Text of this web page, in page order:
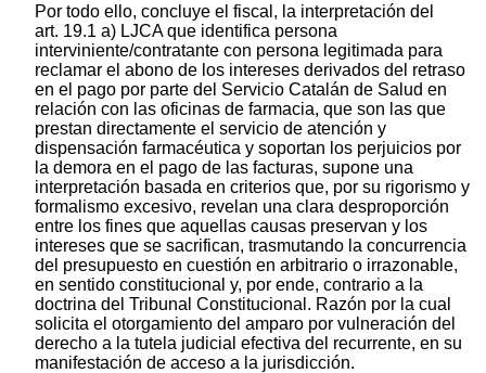
Por todo ello, concluye el fiscal, la interpretación del
art. 19.1 a) LJCA que identifica persona
interviniente/contratante con persona legitimada para
reclamar el abono de los intereses derivados del retraso
en el pago por parte del Servicio Catalán de Salud en
relación con las oficinas de farmacia, que son las que
prestan directamente el servicio de atención y
dispensación farmacéutica y soportan los perjuicios por
la demora en el pago de las facturas, supone una
interpretación basada en criterios que, por su rigorismo y
formalismo excesivo, revelan una clara desproporción
entre los fines que aquellas causas preservan y los
intereses que se sacrifican, trasmutando la concurrencia
del presupuesto en cuestión en arbitrario o irrazonable,
en sentido constitucional y, por ende, contrario a la
doctrina del Tribunal Constitucional. Razón por la cual
solicita el otorgamiento del amparo por vulneración del
derecho a la tutela judicial efectiva del recurrente, en su
manifestación de acceso a la jurisdicción.